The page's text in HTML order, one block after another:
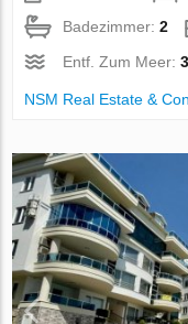
Badezimmer:2
Entf. Zum Meer:
NSM Real Estate &